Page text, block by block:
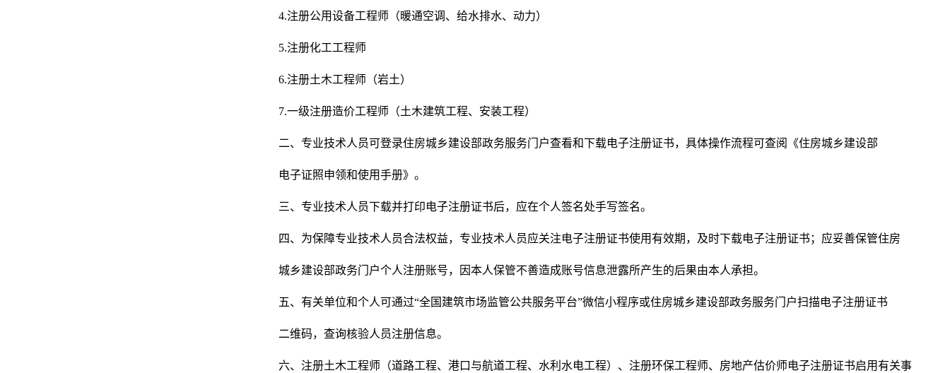
4.注册公用设备工程师（暖通空调、给水排水、动力）
5.注册化工工程师
6.注册土木工程师（岩土）
7.一级注册造价工程师（土木建筑工程、安装工程）
二、专业技术人员可登录住房城乡建设部政务服务门户查看和下载电子注册证书，具体操作流程可查阅《住房城乡建设部
电子证照申领和使用手册》。
三、专业技术人员下载并打印电子注册证书后，应在个人签名处手写签名。
四、为保障专业技术人员合法权益，专业技术人员应关注电子注册证书使用有效期，及时下载电子注册证书；应妥善保管住房
城乡建设部政务门户个人注册账号，因本人保管不善造成账号信息泄露所产生的后果由本人承担。
五、有关单位和个人可通过“全国建筑市场监管公共服务平台”微信小程序或住房城乡建设部政务服务门户扫描电子注册证书
二维码，查询核验人员注册信息。
六、注册土木工程师（道路工程、港口与航道工程、水利水电工程）、注册环保工程师、房地产估价师电子注册证书启用有关事